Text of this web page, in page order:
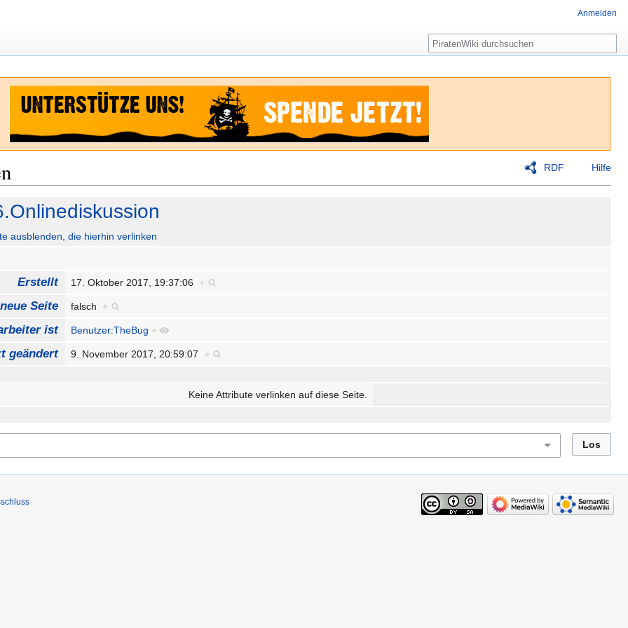
RDF Hilfe
ausblenden, die hierhin verlinken
Erstellt 17. Oktober 2017, 19:37:06 +
Seite falsch +
ist Benutzer:TheBug +
geändert 9. November 2017, 20:59:07 +
Keine Attribute verlinken auf diese Seite.
Anmelden
Suche